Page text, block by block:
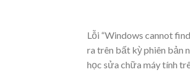
Lỗi “Windows cannot
ra trên bất kỳ phiên bản
học sửa chữa máy tính